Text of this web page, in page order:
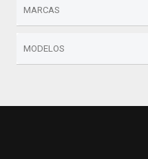
MARCAS
MODELOS